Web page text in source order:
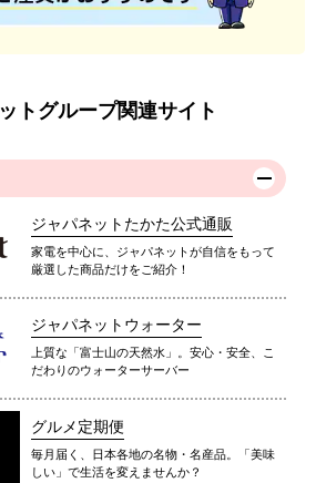
トグループ関連サイト
ジャパネットたかた公式通販
家電を中心に、ジャパネットが自信をもって
厳選した商品だけをご紹介！
ジャパネットウォーター
上質な「富士山の天然水」。安心・安全、こ
だわりのウォーターサーバー
グルメ定期便
毎月届く、日本各地の名物・名産品。「美味
しい」で生活を変えませんか？